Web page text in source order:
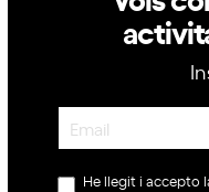
Newsletter
He llegit i accepto